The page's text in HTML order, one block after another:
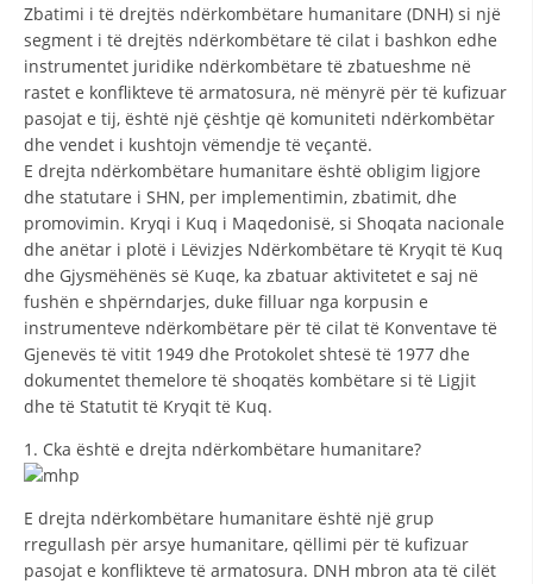
HISTORIA E LËVIZJES
HISTORIA E KRYQIT TË KUQ
STRUKTURA E ORGANIZATËS
KONTAKT INFORMACIONE
ANËTARËSIMI NË STRUKTURAT PROFESIONALE
Zbatimi i të drejtës ndërkombëtare humanitare (DNH) si një
segment i të drejtës ndërkombëtare të cilat i bashkon edhe
instrumentet juridike ndërkombëtare të zbatueshme në
rastet e konflikteve të armatosura, në mënyrë për të kufizuar
pasojat e tij, është një çështje që komuniteti ndërkombëtar
dhe vendet i kushtojn vëmendje të veçantë.
E drejta ndërkombëtare humanitare është obligim ligjore
dhe statutare i SHN, per implementimin, zbatimit, dhe
promovimin. Kryqi i Kuq i Maqedonisë, si Shoqata nacionale
dhe anëtar i plotë i Lëvizjes Ndërkombëtare të Kryqit të Kuq
dhe Gjysmëhënës së Kuqe, ka zbatuar aktivitetet e saj në
fushën e shpërndarjes, duke filluar nga korpusin e
instrumenteve ndërkombëtare për të cilat të Konventave të
Gjenevës të vitit 1949 dhe Protokolet shtesë të 1977 dhe
dokumentet themelore të shoqatës kombëtare si të Ligjit
dhe të Statutit të Kryqit të Kuq.
1. Cka është e drejta ndërkombëtare humanitare?
E drejta ndërkombëtare humanitare është një grup
rregullash për arsye humanitare, qëllimi për të kufizuar
pasojat e konflikteve të armatosura. DNH mbron ata të cilët